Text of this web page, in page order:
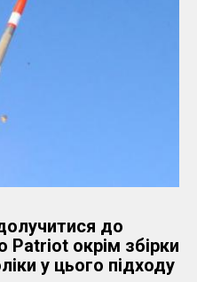
до
Patriot окрім збірки
у цього підходу